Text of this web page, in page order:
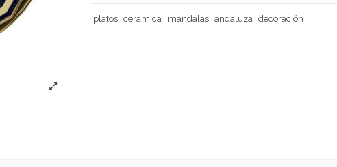
platos ceramica mandalas andaluza decoración